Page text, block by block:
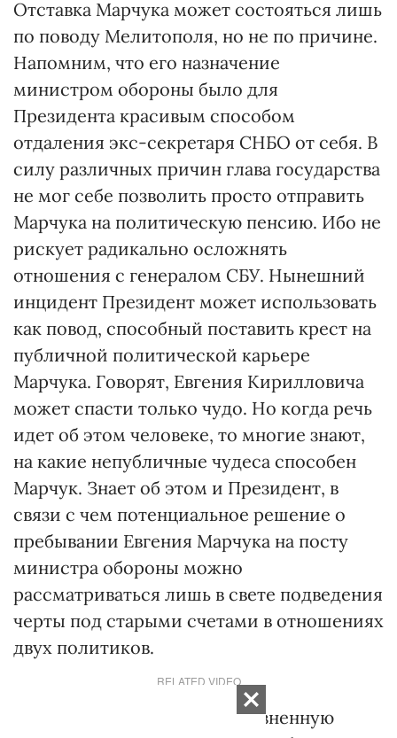
Отставка Марчука может состояться лишь
по поводу Мелитополя, но не по причине.
Напомним, что его назначение
министром обороны было для
Президента красивым способом
отдаления экс-секретаря СНБО от себя. В
силу различных причин глава государства
не мог себе позволить просто отправить
Марчука на политическую пенсию. Ибо не
рискует радикально осложнять
отношения с генералом СБУ. Нынешний
инцидент Президент может использовать
как повод, способный поставить крест на
публичной политической карьере
Марчука. Говорят, Евгения Кирилловича
может спасти только чудо. Но когда речь
идет об этом человеке, то многие знают,
на какие непубличные чудеса способен
Марчук. Знает об этом и Президент, в
связи с чем потенциальное решение о
пребывании Евгения Марчука на посту
министра обороны можно
рассматриваться лишь в свете подведения
черты под старыми счетами в отношениях
двух политиков.
RELATED VIDEO
Сам министр проводит болезненную